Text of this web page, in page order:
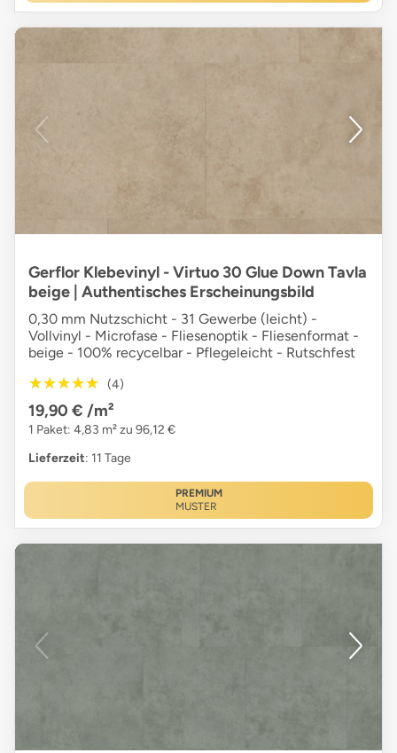
Gerflor Klebevinyl - Virtuo 30 Glue Down Tavla
beige | Authentisches Erscheinungsbild
0,30 mm Nutzschicht - 31 Gewerbe (leicht) -
Vollvinyl - Microfase - Fliesenoptik - Fliesenformat -
beige - 100% recycelbar - Pflegeleicht - Rutschfest
★★★★★
★★★★★ (4)
19,90 € /m²
1 Paket: 4,83 m² zu 96,12 €
Lieferzeit: 11 Tage
PREMIUM
MUSTER